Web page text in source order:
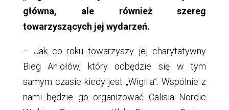
główna, ale również szereg
towarzyszących jej wydarzeń.
– Jak co roku towarzyszy jej charytatywny
Bieg Aniołów, który odbędzie się w tym
samym czasie kiedy jest „Wigilia”. Wspólnie z
nami będzie go organizować Calisia Nordic